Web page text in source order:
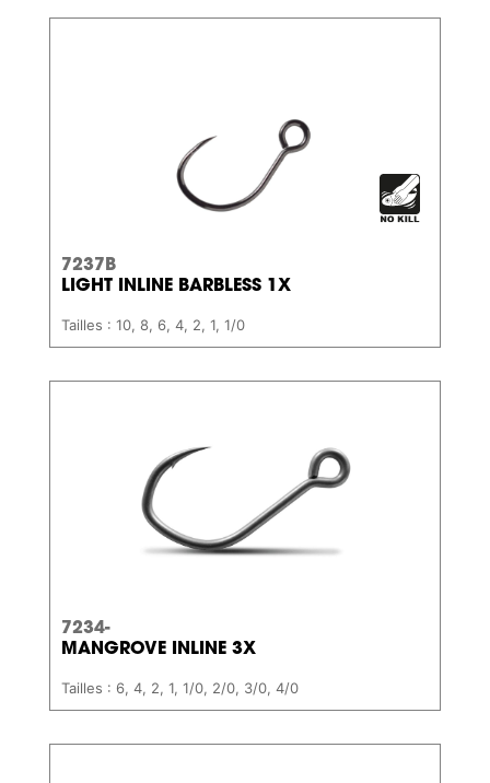
7237B
LIGHT INLINE BARBLESS 1X
Tailles : 10, 8, 6, 4, 2, 1, 1/0
7234-
MANGROVE INLINE 3X
Tailles : 6, 4, 2, 1, 1/0, 2/0, 3/0, 4/0